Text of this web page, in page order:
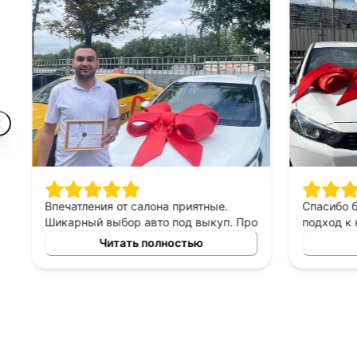
Впечатления от салона приятные.
Шикарный выбор авто под выкуп. Про
персонал могу сказать только
хорошее, приятны в общении,
терпеливые, помогают сделать
Читать полностью
Спасибо
подход к
выборе
выкуп,
который